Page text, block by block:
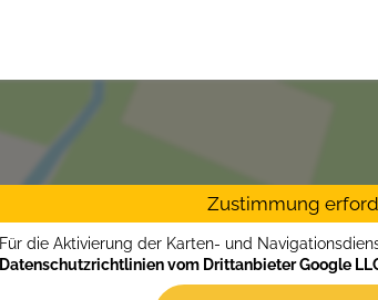
Zustimmung
Für die Aktivierung der Karten- und
Datenschutzrichtlinien vom Drittanbieter Google